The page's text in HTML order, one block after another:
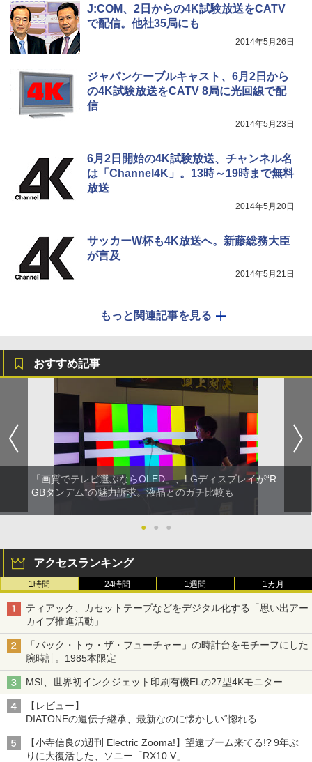
J:COM、2日からの4K試験放送をCATV
で配信。他社35局にも
2014年5月26日
ジャパンケーブルキャスト、6月2日から
の4K試験放送をCATV 8局に光回線で配
信
2014年5月23日
6月2日開始の4K試験放送、チャンネル名
は「Channel4K」。13時～19時まで無料
放送
2014年5月20日
サッカーW杯も4K放送へ。新藤総務大臣
が言及
2014年5月21日
もっと関連記事を見る
おすすめ記事
「画質でテレビ選ぶならOLED」、LGディスプレイが“R
GBタンデム”の魅力訴求。液晶とのガチ比較も
● ● ●
アクセスランキング
1時間 24時間 1週間 1カ月
ティアック、カセットテープなどをデジタル化する「思い出アー
カイブ推進活動」
「バック・トゥ・ザ・フューチャー」の時計台をモチーフにした
腕時計。1985本限定
MSI、世界初インクジェット印刷有機ELの27型4Kモニター
【レビュー】
DIATONEの遺伝子継承、最新なのに懐かしい“惚れる
音”Tecnologia e Cuore「DS-TC52B」を聴く
【小寺信良の週刊 Electric Zooma!】望遠ブーム来てる!? 9年ぶ
りに大復活した、ソニー「RX10 V」